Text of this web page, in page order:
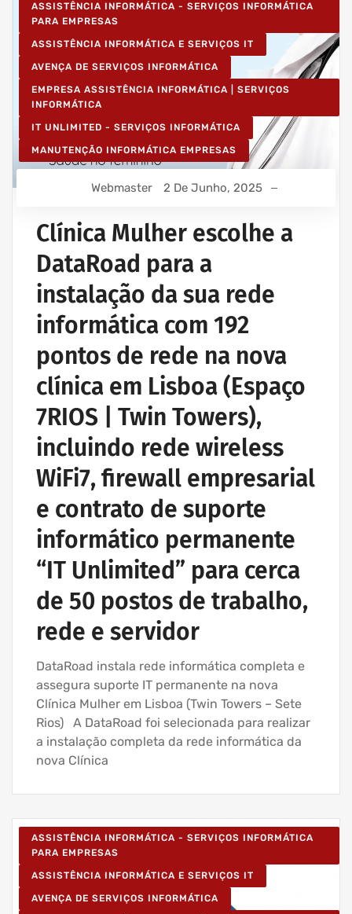
ASSISTÊNCIA INFORMÁTICA - SERVIÇOS INFORMÁTICA
PARA EMPRESAS
ASSISTÊNCIA INFORMÁTICA E SERVIÇOS IT
AVENÇA DE SERVIÇOS INFORMÁTICA
EMPRESA ASSISTÊNCIA INFORMÁTICA | SERVIÇOS
INFORMÁTICA
IT UNLIMITED - SERVIÇOS INFORMÁTICA
MANUTENÇÃO INFORMÁTICA EMPRESAS
Webmaster 2 De Junho, 2025
Clínica Mulher escolhe a
DataRoad para a
instalação da sua rede
informática com 192
pontos de rede na nova
clínica em Lisboa (Espaço
7RIOS | Twin Towers),
incluindo rede wireless
WiFi7, firewall empresarial
e contrato de suporte
informático permanente
“IT Unlimited” para cerca
de 50 postos de trabalho,
rede e servidor
DataRoad instala rede informática completa e
assegura suporte IT permanente na nova
Clínica Mulher em Lisboa (Twin Towers – Sete
Rios) A DataRoad foi selecionada para realizar
a instalação completa da rede informática da
nova Clínica
ASSISTÊNCIA INFORMÁTICA - SERVIÇOS INFORMÁTICA
PARA EMPRESAS
ASSISTÊNCIA INFORMÁTICA E SERVIÇOS IT
AVENÇA DE SERVIÇOS INFORMÁTICA